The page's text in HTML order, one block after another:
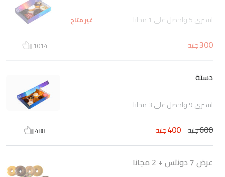
اشتري 5 واحصل علي 1 مجانا غير متاح
300جنيه 1014
دستة
اشتري 9 واحصل علي 3 مجانا
600جنيه 400جنيه 488
عرض 7 دونتس + 2 مجانا